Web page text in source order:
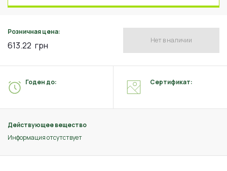
Розничная цена:
613.22 грн Нет в наличии
Действующее вещество
Информация отсутствует
Годен до: Сертификат: